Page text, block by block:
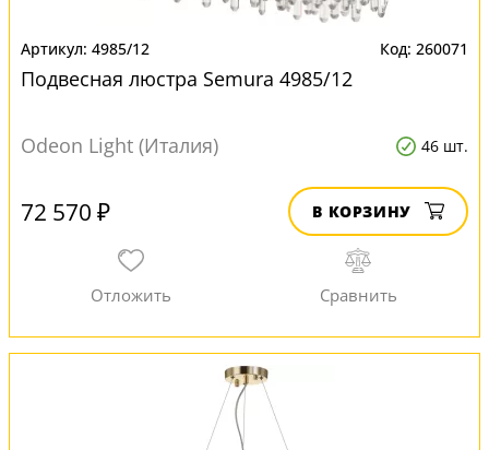
4985/12 260071
Подвесная люстра Semura 4985/12
Odeon Light (Италия) 46 шт.
72 570 ₽ В КОРЗИНУ